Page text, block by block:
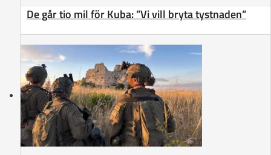
De går tio mil för Kuba: ”Vi vill bryta tystnaden”